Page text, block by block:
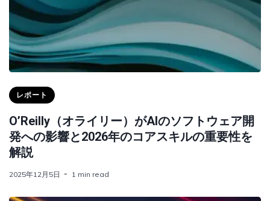
レポート
O’Reilly（オライリー）がAIのソフトウェア開
発への影響と2026年のコアスキルの重要性を
解説
2025年12月5日 1 min read